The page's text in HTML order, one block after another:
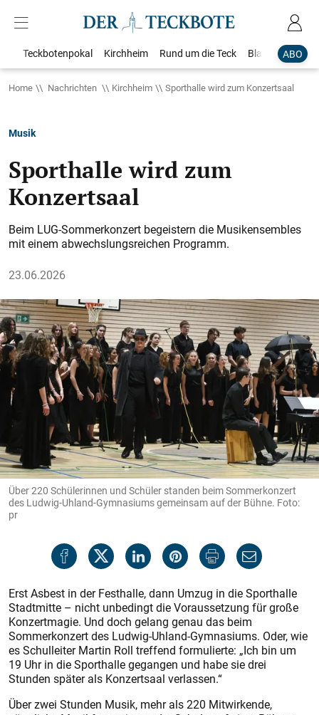
ABO
Teckbotenpokal Kirchheim Rund um die Teck Blaulicht
Home Nachrichten Kirchheim Sporthalle wird zum Konzertsaal
Musik
Sporthalle wird zum
Konzertsaal
Beim LUG-Sommerkonzert begeistern die Musikensembles
mit einem abwechslungsreichen Programm.
23.06.2026
Über 220 Schülerinnen und Schüler standen beim Sommerkonzert
des Ludwig-Uhland-Gymnasiums gemeinsam auf der Bühne. Foto:
pr
Erst Asbest in der Festhalle, dann Umzug in die Sporthalle
Stadtmitte – nicht unbedingt die Voraussetzung für große
Konzertmagie. Und doch gelang genau das beim
Sommerkonzert des Ludwig-Uhland-Gymnasiums. Oder, wie
es Schulleiter Martin Roll treffend formulierte: „Ich bin um
19 Uhr in die Sporthalle gegangen und habe sie drei
Stunden später als Konzertsaal verlassen.“
Über zwei Stunden Musik, mehr als 220 Mitwirkende,